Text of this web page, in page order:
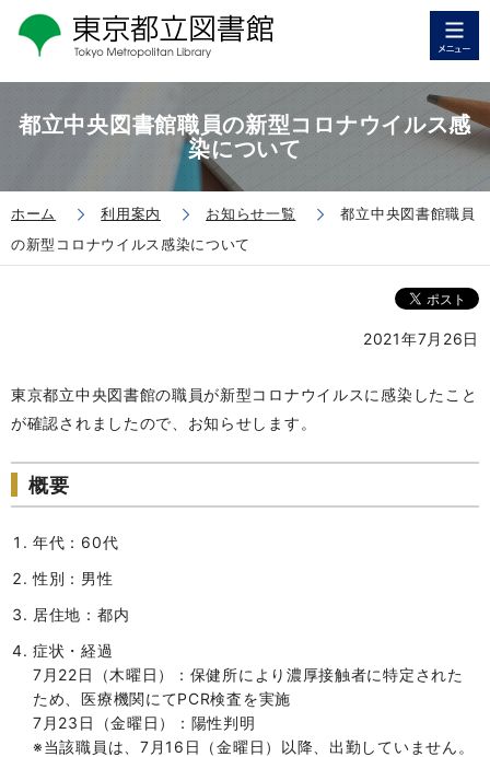
都立中央図書館職員の新型コロナウイルス感
染について
ホーム 利用案内 お知らせ一覧
都立中央図書館職員
の新型コロナウイルス感染について
2021年7月26日
東京都立中央図書館の職員が新型コロナウイルスに感染したこと
が確認されましたので、お知らせします。
概要
年代：60代
性別：男性
居住地：都内
症状・経過
7月22日（木曜日）：保健所により濃厚接触者に特定された
ため、医療機関にてPCR検査を実施
7月23日（金曜日）：陽性判明
※当該職員は、7月16日（金曜日）以降、出勤していません。